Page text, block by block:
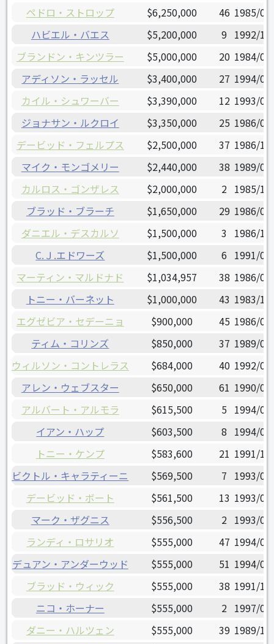
ペドロ・ストロップ
$6,250,000 46 1985/
ハビエル・バエス
$5,200,000 9 1992/
ブランドン・キンツラー
$5,000,000 20 1984/
アディソン・ラッセル
$3,400,000 27 1994/
カイル・シュワーバー
$3,390,000 12 1993/
ジョナサン・ルクロイ
$3,350,000 25 1986/
デービッド・フェルプス
$2,500,000 37 1986/
マイク・モンゴメリー
$2,440,000 38 1989/
カルロス・ゴンザレス
$2,000,000 2 1985/
ブラッド・ブラーチ
$1,650,000 29 1986/
ダニエル・デスカルソ
$1,500,000 3 1986/
C.Ｊ.エドワーズ
$1,500,000 6 1991/
マーティン・マルドナド
$1,034,957 38 1986/
トニー・バーネット
$1,000,000 43 1983/
エグゼビア・セデーニョ
$900,000 45 1986/
ティム・コリンズ
$850,000 37 1989/
ウィルソン・コントレラス
$684,000 40 1992/
アレン・ウェブスター
$650,000 61 1990/
アルバート・アルモラ
$615,500 5 1994/
イアン・ハップ
$603,500 8 1994/
トニー・ケンプ
$583,600 21 1991/
ビクトル・キャラティーニ
$569,500 7 1993/
デービッド・ボート
$561,500 13 1993/
マーク・ザグニス
$556,500 2 1993/
ランディ・ロサリオ
$555,000 47 1994/
デュアン・アンダーウッド
$555,000 51 1994/
ブラッド・ウィック
$555,000 38 1991/
ニコ・ホーナー
$555,000 2 1997/
ダニー・ハルツェン
$555,000 39 1989/